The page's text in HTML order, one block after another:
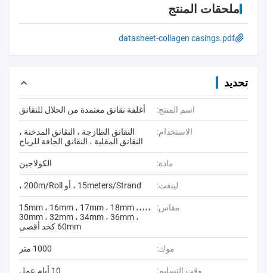
ملحقات المنتج
datasheet-collagen casings.pdf
تحديد
اسم المنتج: أغلفة نقانق معتمدة من الحلال للنقانق
الاستخدام:
النقانق الطازجة ، النقانق المدخنة ،
النقانق المقلية ، النقانق الجافة للرياح
مادة: الكولاجين
لينغت: 15meters/Strand ، أو 200m/Roll ،
مقاس:
15mm ، 16mm ، 17mm ، 18mm ،،،،،
30mm ، 32mm ، 34mm ، 36mm ،
60mm كحد أقصى
موك: 1000 متر
وقت التسليم: 10 أيام عمل